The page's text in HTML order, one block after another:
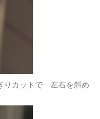
りカットで 左右を斜め